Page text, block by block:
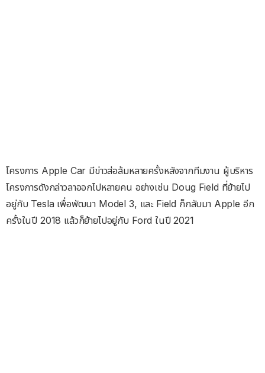
โครงการ Apple Car มีข่าวส่อล้มหลายครั้งหลังจากทีมงาน ผู้บริหาร
โครงการดังกล่าวลาออกไปหลายคน อย่างเช่น Doug Field ที่ย้ายไป
อยู่กับ Tesla เพื่อพัฒนา Model 3, และ Field ก็กลับมา Apple อีก
ครั้งในปี 2018 แล้วก็ย้ายไปอยู่กับ Ford ในปี 2021